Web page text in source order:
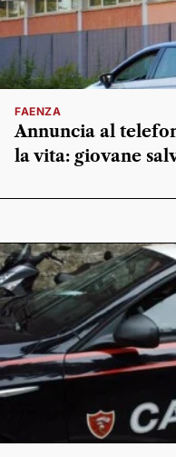
FAENZA
Annuncia al
la vita: giovane